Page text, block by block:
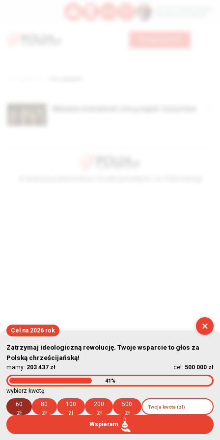
×
Cel na 2026 rok
Zatrzymaj ideologiczną rewolucję. Twoje wsparcie to głos za
Polską chrześcijańską!
mamy: 203 437 zł cel: 500 000 zł
41%
wybierz kwotę:
60
zł
80
zł
100
zł
200
zł
500
zł
Wspieram